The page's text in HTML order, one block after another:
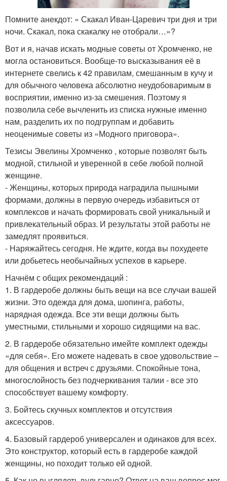
Помните анекдот: » Скакал Иван-Царевич три дня и три
ночи. Скакал, пока скакалку не отобрали…»?
Вот и я, начав искать модные советы от Хромченко, не
могла остановиться. Вообще-то высказывания её в
интернете свелись к 42 правилам, смешанным в кучу и
для обычного человека абсолютно неудобоваримым в
восприятии, именно из-за смешения. Поэтому я
позволила себе вычленить из списка нужные именно
нам, разделить их по подгруппам и добавить
неоценимые советы из «Модного приговора».
Тезисы Эвелины Хромченко , которые позволят быть
модной, стильной и уверенной в себе любой полной
женщине.
- Женщины, которых природа наградила пышными
формами, должны в первую очередь избавиться от
комплексов и начать формировать свой уникальный и
привлекательный образ. И результаты этой работы не
замедлят проявиться.
- Наряжайтесь сегодня. Не ждите, когда вы похудеете
или добьетесь необычайных успехов в карьере.
Начнём с общих рекомендаций :
1. В гардеробе должны быть вещи на все случаи вашей
жизни. Это одежда для дома, шопинга, работы,
нарядная одежда. Все эти вещи должны быть
уместными, стильными и хорошо сидящими на вас.
2. В гардеробе обязательно имейте комплект одежды
«для себя». Его можете надевать в свое удовольствие –
для общения и встреч с друзьями. Спокойные тона,
многослойность без подчеркивания талии - все это
способствует вашему комфорту.
3. Бойтесь скучных комплектов и отсутствия
аксессуаров.
4. Базовый гардероб универсален и одинаков для всех.
Это конструктор, который есть в гардеробе каждой
женщины, но походит только ей одной.